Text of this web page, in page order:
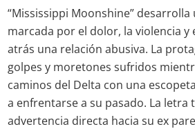
“Mississippi Moonshine”
marcada por el dolor, la violencia y
atrás una relación abusiva. La
golpes y moretones sufridos
caminos del Delta con una
a enfrentarse a su pasado. La letra
advertencia directa hacia su ex